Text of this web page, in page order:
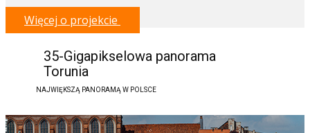
Więcej o projekcie
35-Gigapikselowa panorama
Torunia
NAJWIĘKSZĄ PANORAMĄ W POLSCE